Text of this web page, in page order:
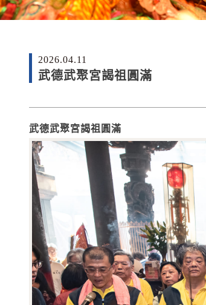
2026.04.11
武德武聚宮謁祖圓滿
武德武聚宮謁祖圓滿